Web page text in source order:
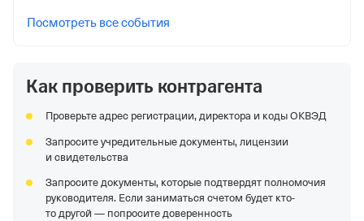
Посмотреть все события
Как проверить контрагента
Проверьте адрес регистрации, директора и коды ОКВЭД
Запросите учредительные документы, лицензии
и свидетельства
Запросите документы, которые подтвердят полномочия
руководителя. Если заниматься счетом будет кто-
то другой — попросите доверенность